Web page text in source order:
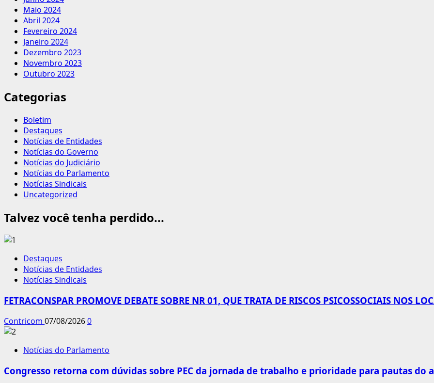
Maio 2024
Abril 2024
Fevereiro 2024
Janeiro 2024
Dezembro 2023
Novembro 2023
Outubro 2023
Categorias
Boletim
Destaques
Notícias de Entidades
Notícias do Governo
Notícias do Judiciário
Notícias do Parlamento
Notícias Sindicais
Uncategorized
Talvez você tenha perdido...
Destaques
Notícias de Entidades
Notícias Sindicais
FETRACONSPAR PROMOVE DEBATE SOBRE NR 01, QUE TRATA DE RISCOS PSICOSSOCIAIS NOS
Contricom 07/08/20260
Notícias do Parlamento
Congresso retorna com dúvidas sobre PEC da jornada de trabalho e prioridade para pautas do